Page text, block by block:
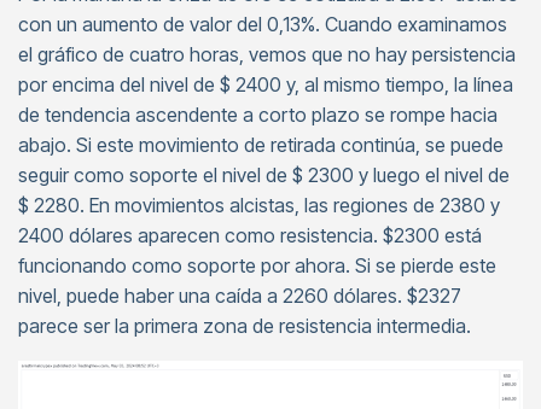
con un aumento de valor del 0,13%. Cuando examinamos
el gráfico de cuatro horas, vemos que no hay persistencia
por encima del nivel de $ 2400 y, al mismo tiempo, la línea
de tendencia ascendente a corto plazo se rompe hacia
abajo. Si este movimiento de retirada continúa, se puede
seguir como soporte el nivel de $ 2300 y luego el nivel de
$ 2280. En movimientos alcistas, las regiones de 2380 y
2400 dólares aparecen como resistencia. $2300 está
funcionando como soporte por ahora. Si se pierde este
nivel, puede haber una caída a 2260 dólares. $2327
parece ser la primera zona de resistencia intermedia.